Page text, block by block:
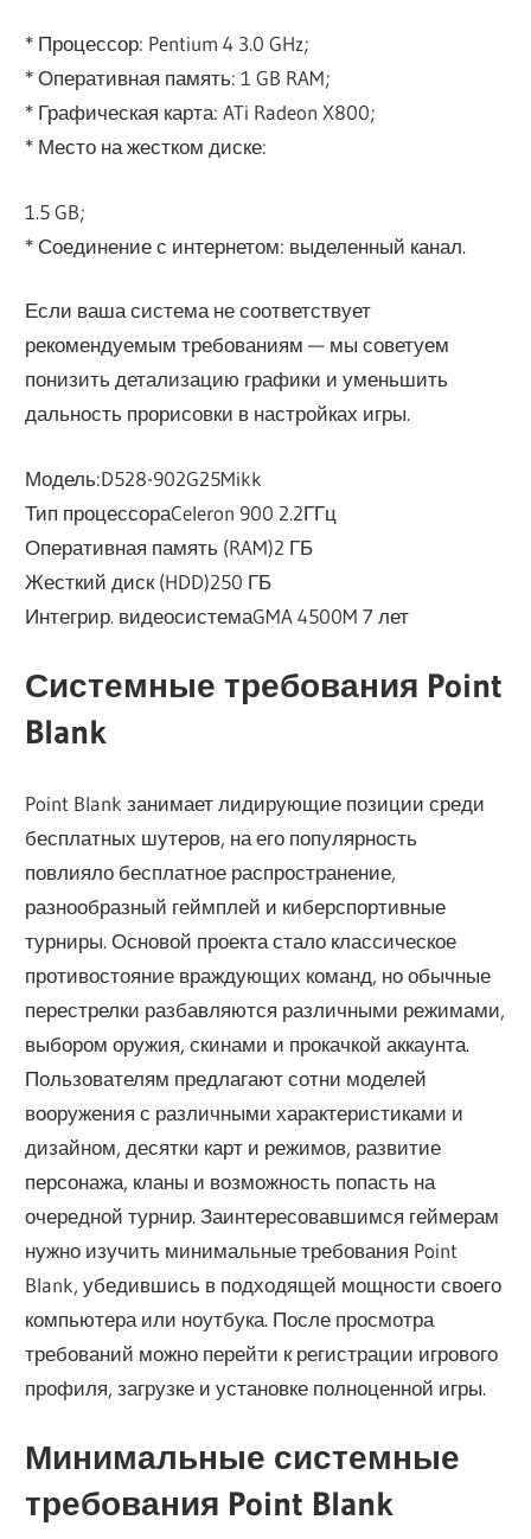
* Процессор: Pentium 4 3.0 GHz;
* Оперативная память: 1 GB RAM;
* Графическая карта: ATi Radeon X800;
* Место на жестком диске:
1.5 GB;
* Соединение с интернетом: выделенный канал.
Если ваша система не соответствует
рекомендуемым требованиям — мы советуем
понизить детализацию графики и уменьшить
дальность прорисовки в настройках игры.
Модель:D528-902G25Mikk
Тип процессораCeleron 900 2.2ГГц
Оперативная память (RAM)2 ГБ
Жесткий диск (HDD)250 ГБ
Интегрир. видеосистемаGMA 4500M 7 лет
Системные требования Point
Blank
Point Blank занимает лидирующие позиции среди
бесплатных шутеров, на его популярность
повлияло бесплатное распространение,
разнообразный геймплей и киберспортивные
турниры. Основой проекта стало классическое
противостояние враждующих команд, но обычные
перестрелки разбавляются различными режимами,
выбором оружия, скинами и прокачкой аккаунта.
Пользователям предлагают сотни моделей
вооружения с различными характеристиками и
дизайном, десятки карт и режимов, развитие
персонажа, кланы и возможность попасть на
очередной турнир. Заинтересовавшимся геймерам
нужно изучить минимальные требования Point
Blank, убедившись в подходящей мощности своего
компьютера или ноутбука. После просмотра
требований можно перейти к регистрации игрового
профиля, загрузке и установке полноценной игры.
Минимальные системные
требования Point Blank